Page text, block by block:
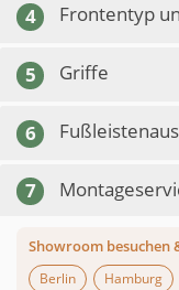
4 Frontentyp
5 Griffe
6
7
Showroom besuchen
Berlin
Hamburg